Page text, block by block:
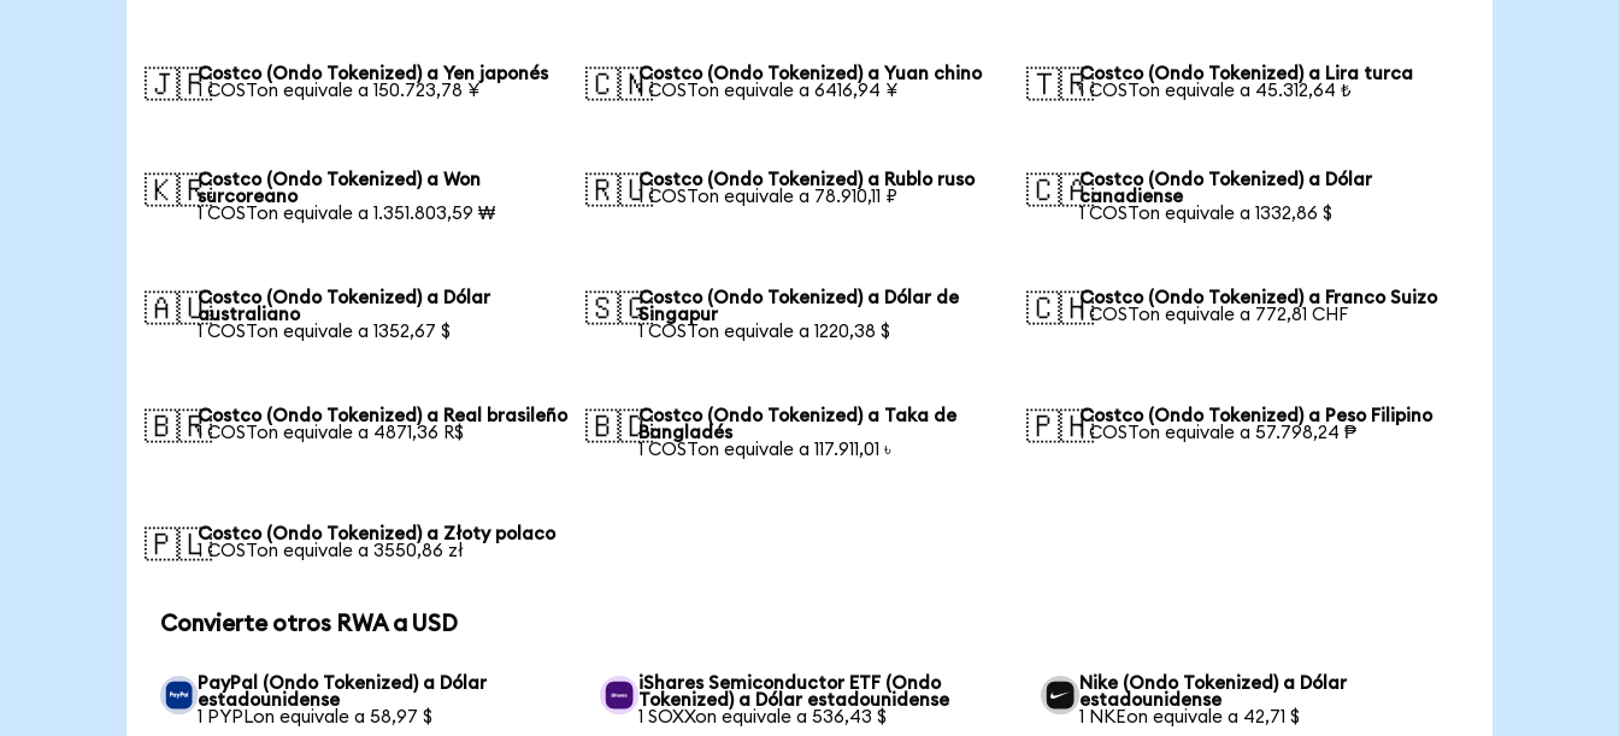
🇯🇵Costco (Ondo Tokenized) a Yen japonés
1 COSTon equivale a 150.723,78 ¥
🇨🇳Costco (Ondo Tokenized) a Yuan chino
1 COSTon equivale a 6416,94 ¥
🇹🇷Costco (Ondo Tokenized) a Lira turca
1 COSTon equivale a 45.312,64 ₺
🇰🇷Costco (Ondo Tokenized) a Won
surcoreano
1 COSTon equivale a 1.351.803,59 ₩
🇷🇺Costco (Ondo Tokenized) a Rublo ruso
1 COSTon equivale a 78.910,11 ₽
🇨🇦Costco (Ondo Tokenized) a Dólar
canadiense
1 COSTon equivale a 1332,86 $
🇦🇺Costco (Ondo Tokenized) a Dólar
australiano
1 COSTon equivale a 1352,67 $
🇸🇬Costco (Ondo Tokenized) a Dólar de
Singapur
1 COSTon equivale a 1220,38 $
🇨🇭Costco (Ondo Tokenized) a Franco Suizo
1 COSTon equivale a 772,81 CHF
🇧🇷Costco (Ondo Tokenized) a Real brasileño
1 COSTon equivale a 4871,36 R$
🇧🇩Costco (Ondo Tokenized) a Taka de
Bangladés
1 COSTon equivale a 117.911,01 ৳
🇵🇭Costco (Ondo Tokenized) a Peso Filipino
1 COSTon equivale a 57.798,24 ₱
🇵🇱Costco (Ondo Tokenized) a Złoty polaco
1 COSTon equivale a 3550,86 zł
Convierte otros RWA a USD
PayPal (Ondo Tokenized) a Dólar
estadounidense
1 PYPLon equivale a 58,97 $
iShares Semiconductor ETF (Ondo
Tokenized) a Dólar estadounidense
1 SOXXon equivale a 536,43 $
Nike (Ondo Tokenized) a Dólar
estadounidense
1 NKEon equivale a 42,71 $